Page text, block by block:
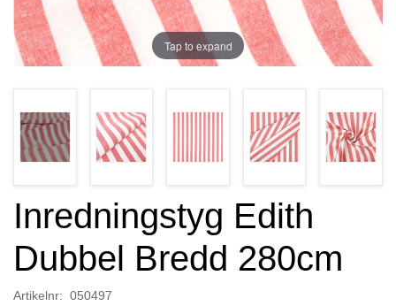
Tap to expand
Inredningstyg Edith
Dubbel Bredd 280cm
Artikelnr: 050497